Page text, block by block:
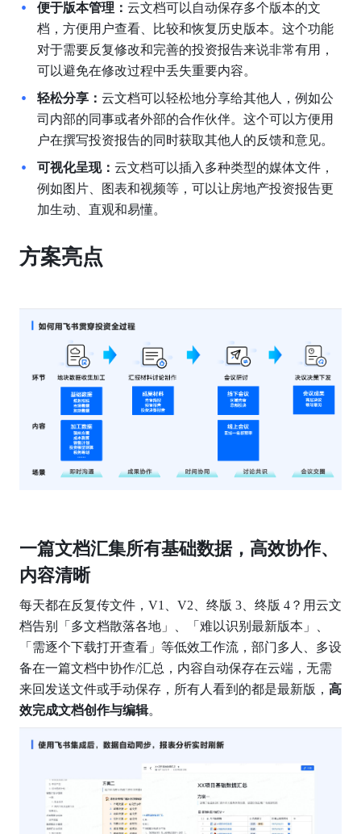
便于版本管理： 云文档可以自动保存多个版本的文
档，方便用户查看、比较和恢复历史版本。这个功能
对于需要反复修改和完善的投资报告来说非常有用，
可以避免在修改过程中丢失重要内容。
轻松分享： 云文档可以轻松地分享给其他人，例如公
司内部的同事或者外部的合作伙伴。这个可以方便用
户在撰写投资报告的同时获取其他人的反馈和意见。
可视化呈现： 云文档可以插入多种类型的媒体文件，
例如图片、图表和视频等，可以让房地产投资报告更
加生动、直观和易懂。
方案亮点
一篇文档汇集所有基础数据，高效协作、
内容清晰
每天都在反复传文件，V1、V2、终版 3、终版 4？用云文
档告别「多文档散落各地」、「难以识别最新版本」、
「需逐个下载打开查看」等低效工作流，部门多人、多设
备在一篇文档中协作/汇总，内容自动保存在云端，无需
来回发送文件或手动保存，所有人看到的都是最新版， 高
效完成文档创作与编辑。